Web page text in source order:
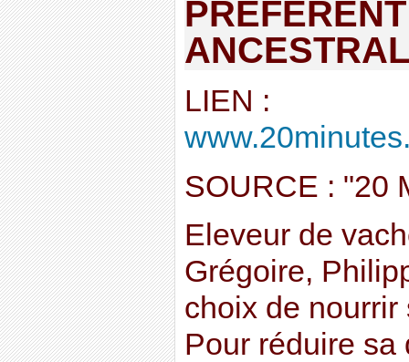
LIEN :
SOURCE : "20
Eleveur de
Grégoire,
choix de nourrir
Pour réduire sa